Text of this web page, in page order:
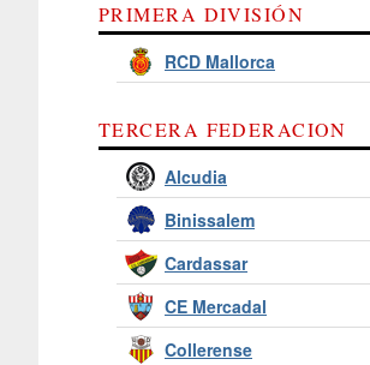
PRIMERA DIVISIÓN
RCD Mallorca
TERCERA FEDERACION
Alcudia
Binissalem
Cardassar
CE Mercadal
Collerense